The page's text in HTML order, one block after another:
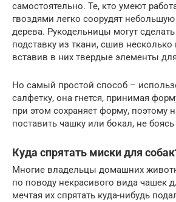
самостоятельно. Те, кто умеют
гвоздями легко соорудят
дерева. Рукодельницы могут
подставку из ткани, сшив несколько
вставив в них твердые элементы
Но самый простой способ –
салфетку, она гнется, принимая
при этом сохраняет форму, поэтому
поставить чашку или бокал, не боясь
Куда спрятать миски для
Многие владельцы домашних
по поводу некрасивого вида чашек
мечтая их спрятать куда-нибудь